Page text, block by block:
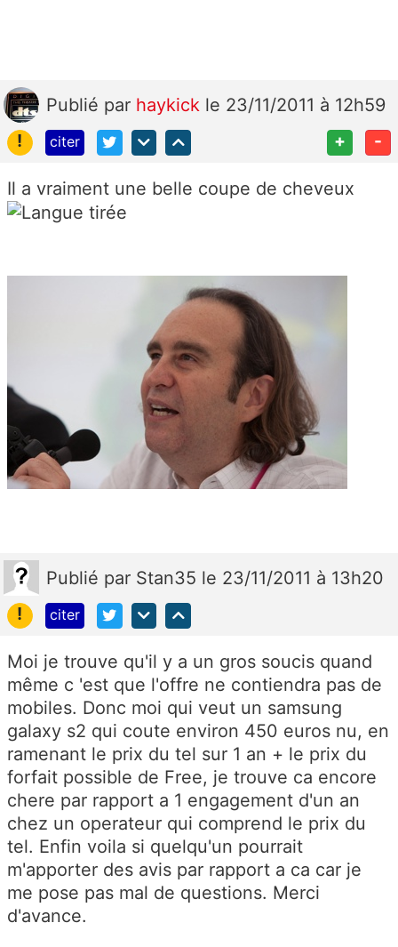
Publié par haykick le 23/11/2011 à 12h59
!
citer + -
Il a vraiment une belle coupe de cheveux
Publié par Stan35 le 23/11/2011 à 13h20
!
citer
Moi je trouve qu'il y a un gros soucis quand
même c 'est que l'offre ne contiendra pas de
mobiles. Donc moi qui veut un samsung
galaxy s2 qui coute environ 450 euros nu, en
ramenant le prix du tel sur 1 an + le prix du
forfait possible de Free, je trouve ca encore
chere par rapport a 1 engagement d'un an
chez un operateur qui comprend le prix du
tel. Enfin voila si quelqu'un pourrait
m'apporter des avis par rapport a ca car je
me pose pas mal de questions. Merci
d'avance.